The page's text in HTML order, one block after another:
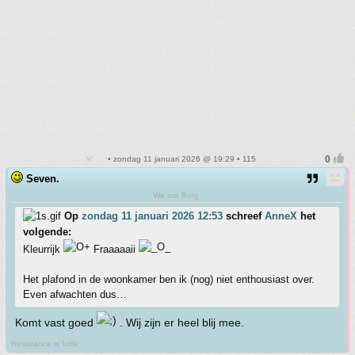
• zondag 11 januari 2026 @ 19:29 • 115
Seven.
We are Borg.
Op zondag 11 januari 2026 12:53 schreef AnneX het
volgende:
Kleurrijk
Fraaaaaii
Het plafond in de woonkamer ben ik (nog) niet enthousiast over.
Even afwachten dus…
Komt vast goed . Wij zijn er heel blij mee.
Resistance is futile.